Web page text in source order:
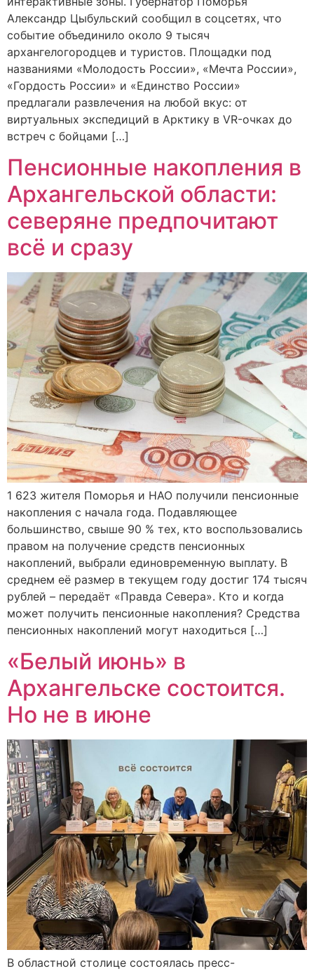
Александр Цыбульский сообщил в соцсетях, что
событие объединило около 9 тысяч
архангелогородцев и туристов. Площадки под
названиями «Молодость России», «Мечта России»,
«Гордость России» и «Единство России»
предлагали развлечения на любой вкус: от
виртуальных экспедиций в Арктику в VR-очках до
встреч с бойцами […]
Пенсионные накопления в
Архангельской области:
северяне предпочитают
всё и сразу
1 623 жителя Поморья и НАО получили пенсионные
накопления с начала года. Подавляющее
большинство, свыше 90 % тех, кто воспользовались
правом на получение средств пенсионных
накоплений, выбрали единовременную выплату. В
среднем её размер в текущем году достиг 174 тысяч
рублей – передаёт «Правда Севера». Кто и когда
может получить пенсионные накопления? Средства
пенсионных накоплений могут находиться […]
«Белый июнь» в
Архангельске состоится.
Но не в июне
В областной столице состоялась пресс-